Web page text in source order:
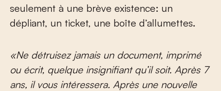
seulement à une brève existence: un
dépliant, un ticket, une boîte d’allumettes.
«Ne détruisez jamais un document, imprimé
ou écrit, quelque insignifiant qu’il soit. Après 7
ans, il vous intéressera. Après une nouvelle